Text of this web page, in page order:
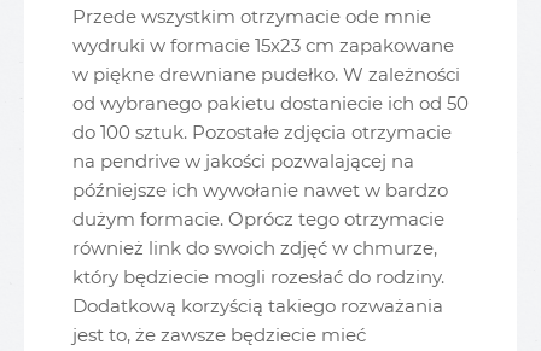
Przede wszystkim otrzymacie ode mnie
wydruki w formacie 15x23 cm zapakowane
w piękne drewniane pudełko. W zależności
od wybranego pakietu dostaniecie ich od 50
do 100 sztuk. Pozostałe zdjęcia otrzymacie
na pendrive w jakości pozwalającej na
późniejsze ich wywołanie nawet w bardzo
dużym formacie. Oprócz tego otrzymacie
również link do swoich zdjęć w chmurze,
który będziecie mogli rozesłać do rodziny.
Dodatkową korzyścią takiego rozważania
jest to, że zawsze będziecie mieć